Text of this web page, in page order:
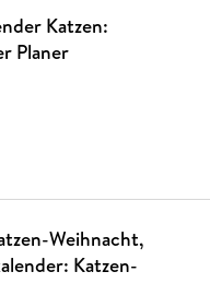
Katzen:
Planer
Weihnacht,
Katzen-